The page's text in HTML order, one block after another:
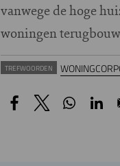
vanwege de hoge
woningen
TREFWOORDEN